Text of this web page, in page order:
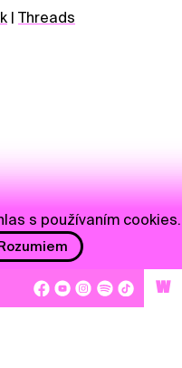
| Threads
W
s používaním cookies.
Rozumiem